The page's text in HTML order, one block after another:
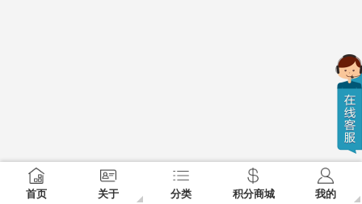
首页 关于 分类 积分商城 我的